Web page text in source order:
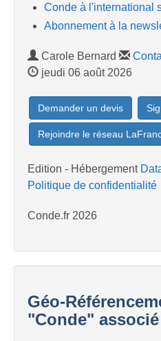
Conde à l'international
Abonnement à la
Carole Bernard
jeudi 06 août 2026
Demander un devis
Rejoindre le réseau
Edition - Hébergement
Politique de confidentialité
Conde.fr 2026
Géo-
"Conde" associé